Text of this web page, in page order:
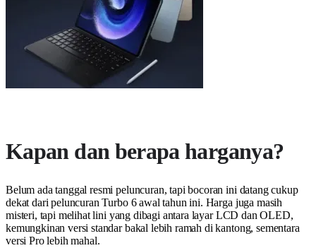
Kapan dan berapa harganya?
Belum ada tanggal resmi peluncuran, tapi bocoran ini datang cukup
dekat dari peluncuran Turbo 6 awal tahun ini. Harga juga masih
misteri, tapi melihat lini yang dibagi antara layar LCD dan OLED,
kemungkinan versi standar bakal lebih ramah di kantong, sementara
versi Pro lebih mahal.